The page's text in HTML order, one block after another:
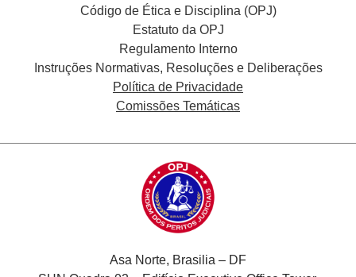
Código de Ética e Disciplina (OPJ)
Estatuto da OPJ
Regulamento Interno
Instruções Normativas, Resoluções e Deliberações
Política de Privacidade
Comissões Temáticas
Asa Norte, Brasilia – DF